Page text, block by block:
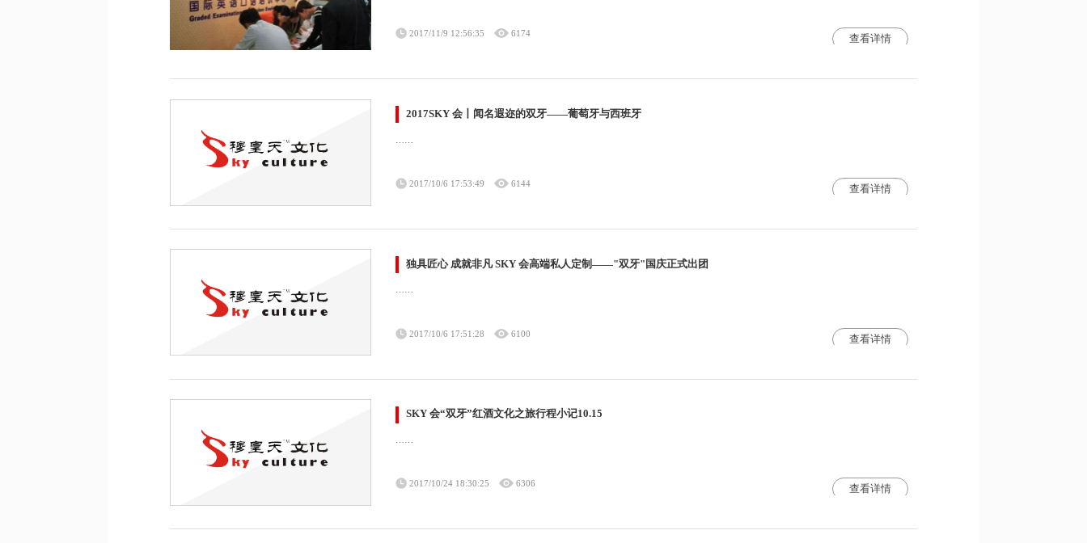
2017/11/9 12:56:35 6174 查看详情
2017SKY 会丨闻名遐迩的双牙——葡萄牙与西班牙
2017/10/6 17:53:49 6144 查看详情
独具匠心 成就非凡 SKY 会高端私人定制——"双牙"国庆正式出团
2017/10/6 17:51:28 6100 查看详情
SKY 会“双牙”红酒文化之旅行程小记10.15
2017/10/24 18:30:25 6306 查看详情